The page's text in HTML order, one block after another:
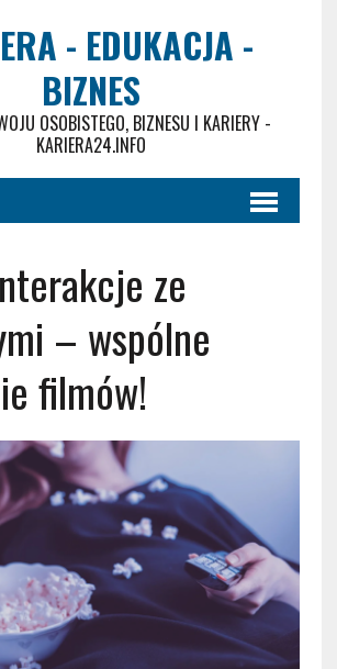
- EDUKACJA -
BIZNES
OSOBISTEGO, BIZNESU I KARIERY -
KARIERA24.INFO
ze
– wspólne
filmów!